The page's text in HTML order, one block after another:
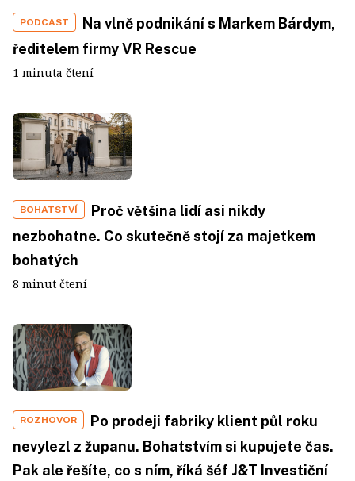
PODCAST
Na vlně podnikání s Markem Bárdym,
ředitelem firmy VR Rescue
1 minuta čtení
BOHATSTVÍ
Proč většina lidí asi nikdy
nezbohatne. Co skutečně stojí za majetkem
bohatých
8 minut čtení
ROZHOVOR
Po prodeji fabriky klient půl roku
nevylezl z županu. Bohatstvím si kupujete čas.
Pak ale řešíte, co s ním, říká šéf J&T Investiční